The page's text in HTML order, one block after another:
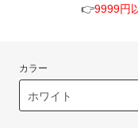
👉9999円
カラー